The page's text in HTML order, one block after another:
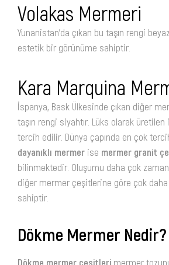
Volakas Mermeri
Yunanistan’da çıkan bu taşın rengi
estetik bir görünüme sahiptir.
Kara Marquina
İspanya, Bask Ülkesinde çıkan diğer
taşın rengi siyahtır. Lüks olarak
tercih edilir. Dünya çapında en çok
dayanıklı mermer ise mermer granit
bilinmektedir. Oluşumu daha çok
diğer mermer çeşitlerine göre çok daha
sahiptir.
Dökme Mermer Nedir?
Dökme mermer çeşitleri mermer